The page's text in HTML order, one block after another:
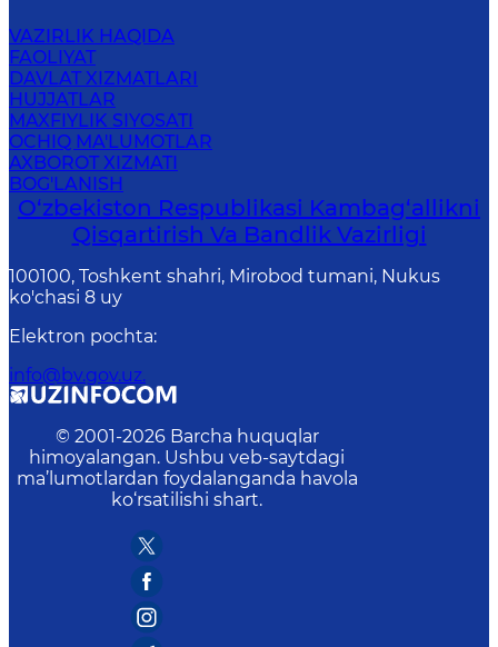
VAZIRLIK HAQIDA
FAOLIYAT
DAVLAT XIZMATLARI
HUJJATLAR
MAXFIYLIK SIYOSATI
OCHIQ MA'LUMOTLAR
AXBOROT XIZMATI
BOG'LANISH
O‘zbekiston Respublikasi Kambag‘allikni
Qisqartirish Va Bandlik Vazirligi
100100, Toshkent shahri, Mirobod tumani, Nukus
ko'chasi 8 uy
Elektron pochta:
info@bv.gov.uz.
© 2001-2026 Barcha huquqlar
himoyalangan. Ushbu veb-saytdagi
ma’lumotlardan foydalanganda havola
ko‘rsatilishi shart.